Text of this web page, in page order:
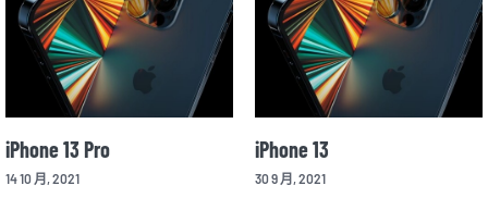
iPhone 13 Pro
14 10 月, 2021
iPhone 13
30 9 月, 2021